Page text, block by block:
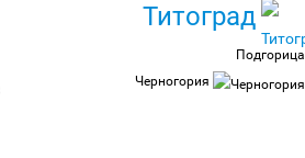
Титоград
Подгорица
Черногория